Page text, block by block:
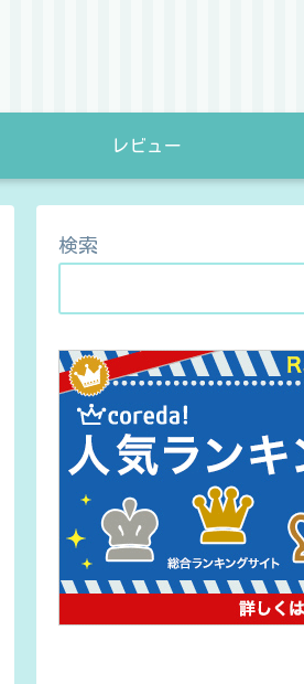
レビュー
検索